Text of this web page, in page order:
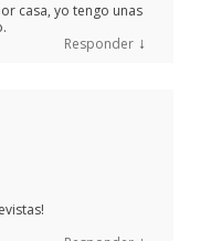
casa, yo tengo unas
Responder ↓